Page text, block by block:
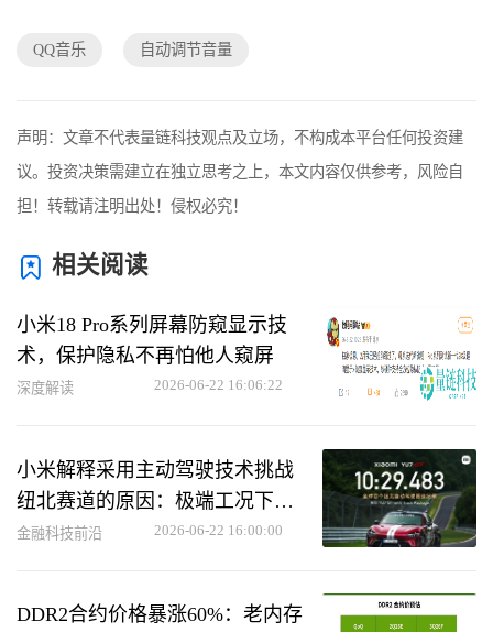
QQ音乐 自动调节音量
声明：文章不代表量链科技观点及立场，不构成本平台任何投资建
议。投资决策需建立在独立思考之上，本文内容仅供参考，风险自
担！转载请注明出处！侵权必究！
相关阅读
小米18 Pro系列屏幕防窥显示技
术，保护隐私不再怕他人窥屏
深度解读 2026-06-22 16:06:22
小米解释采用主动驾驶技术挑战
纽北赛道的原因：极端工况下助
力用户救车
金融科技前沿 2026-06-22 16:00:00
DDR2合约价格暴涨60%：老内存